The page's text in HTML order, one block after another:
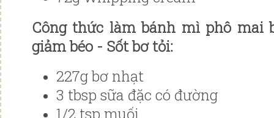
Công thức làm bánh mì phô mai
giảm béo - Sốt bơ tỏi:
227g bơ nhạt
3 tbsp sữa đặc có đường
1/2 tsp muối